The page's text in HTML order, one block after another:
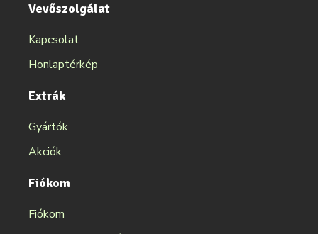
Vevőszolgálat
Kapcsolat
Honlaptérkép
Extrák
Gyártók
Akciók
Fiókom
Fiókom